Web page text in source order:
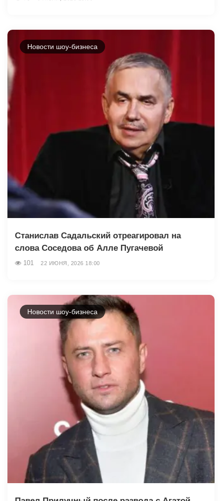
Новости шоу-бизнеса
Станислав Садальский отреагировал на
слова Соседова об Алле Пугачевой
101 22 ИЮНЯ, 2026 18:00
Новости шоу-бизнеса